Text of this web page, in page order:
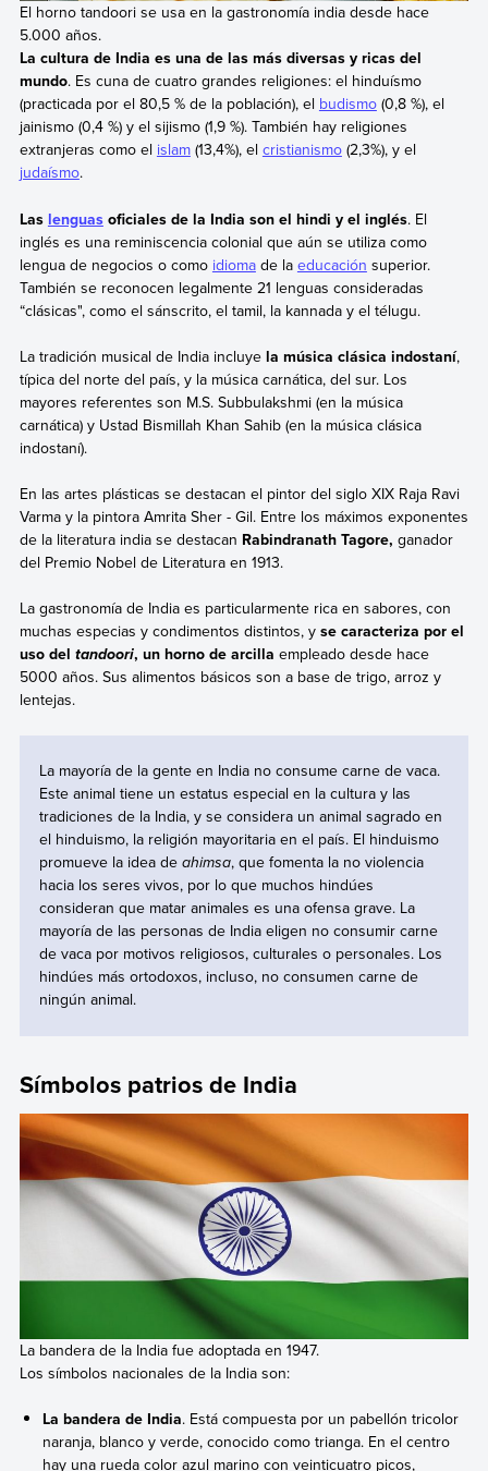
El horno tandoori se usa en la gastronomía india desde hace
5.000 años.
La cultura de India es una de las más diversas y ricas del
mundo. Es cuna de cuatro grandes religiones: el hinduísmo
(practicada por el 80,5 % de la población), el budismo (0,8 %), el
jainismo (0,4 %) y el sijismo (1,9 %). También hay religiones
extranjeras como el islam(13,4%), el cristianismo(2,3%), y el
judaísmo.
Las lenguasoficiales de la India son el hindi y el inglés. El
inglés es una reminiscencia colonial que aún se utiliza como
lengua de negocios o como idiomade la educación superior.
También se reconocen legalmente 21 lenguas consideradas
“clásicas", como el sánscrito, el tamil, la kannada y el télugu.
La tradición musical de India incluye la música clásica indostaní,
típica del norte del país, y la música carnática, del sur. Los
mayores referentes son M.S. Subbulakshmi (en la música
carnática) y Ustad Bismillah Khan Sahib (en la música clásica
indostaní).
En las artes plásticas se destacan el pintor del siglo XIX Raja Ravi
Varma y la pintora Amrita Sher - Gil. Entre los máximos exponentes
de la literatura india se destacan Rabindranath Tagore, ganador
del Premio Nobel de Literatura en 1913.
La gastronomía de India es particularmente rica en sabores, con
muchas especias y condimentos distintos, y se caracteriza por el
uso del tandoori, un horno de arcilla empleado desde hace
5000 años. Sus alimentos básicos son a base de trigo, arroz y
lentejas.
La mayoría de la gente en India no consume carne de vaca.
Este animal tiene un estatus especial en la cultura y las
tradiciones de la India, y se considera un animal sagrado en
el hinduismo, la religión mayoritaria en el país. El hinduismo
promueve la idea de ahimsa, que fomenta la no violencia
hacia los seres vivos, por lo que muchos hindúes
consideran que matar animales es una ofensa grave. La
mayoría de las personas de India eligen no consumir carne
de vaca por motivos religiosos, culturales o personales. Los
hindúes más ortodoxos, incluso, no consumen carne de
ningún animal.
Símbolos patrios de India
La bandera de la India fue adoptada en 1947.
Los símbolos nacionales de la India son:
La bandera de India. Está compuesta por un pabellón tricolor
naranja, blanco y verde, conocido como trianga. En el centro
hay una rueda color azul marino con veinticuatro picos,